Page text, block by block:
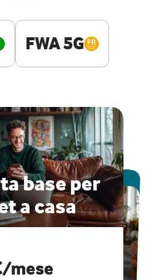
FWA 5G
base per
a casa
/mese
ONLINE
PRO
veloce e
speciali